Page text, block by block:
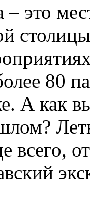
это
80
А как
всего,